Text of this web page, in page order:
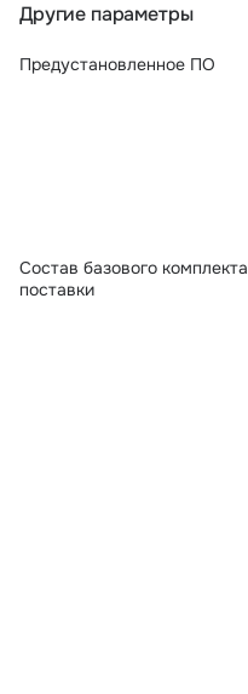
Другие параметры
Предустановленное ПО
Состав базового комплекта
поставки